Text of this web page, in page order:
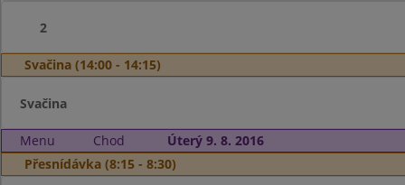
2
Svačina (14:00 - 14:15)
Svačina
Menu Chod
Úterý 9. 8. 2016
Přesnídávka (8:15 - 8:30)